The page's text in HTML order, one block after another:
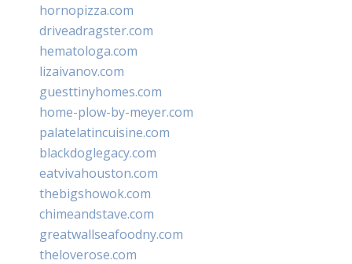
hornopizza.com
driveadragster.com
hematologa.com
lizaivanov.com
guesttinyhomes.com
home-plow-by-meyer.com
palatelatincuisine.com
blackdoglegacy.com
eatvivahouston.com
thebigshowok.com
chimeandstave.com
greatwallseafoodny.com
theloverose.com